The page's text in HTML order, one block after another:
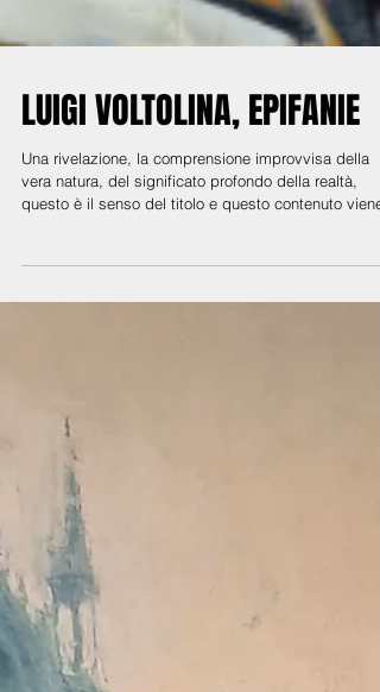
LUIGI VOLTOLINA, EPIFANIE
Una rivelazione, la comprensione improvvisa della
questo è il senso del titolo e questo contenuto viene